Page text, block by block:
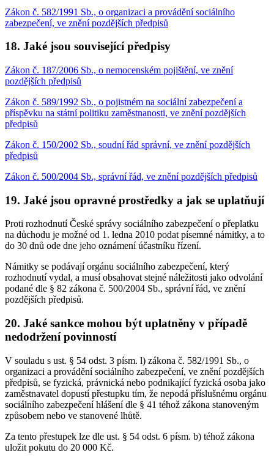
Zákon č. 582/1991 Sb., o organizaci a provádění sociálního
zabezpečení, ve znění pozdějších předpisů
18. Jaké jsou související předpisy
Zákon č. 187/2006 Sb., o nemocenském pojištění, ve znění
pozdějších předpisů
Zákon č. 589/1992 Sb., o pojistném na sociální zabezpečení a
příspěvku na státní politiku zaměstnanosti, ve znění pozdějších
předpisů
Zákon č. 150/2002 Sb., soudní řád správní, ve znění pozdějších
předpisů
Zákon č. 500/2004 Sb., správní řád, ve znění pozdějších předpisů
19. Jaké jsou opravné prostředky a jak se uplatňují
Proti rozhodnutí České správy sociálního zabezpečení o přeplatku
na důchodu je možné od 1. ledna 2010 podat písemné námitky, a to
do 30 dnů ode dne jeho oznámení účastníku řízení.
Námitky se podávají orgánu sociálního zabezpečení, který
rozhodnutí vydal, a musí obsahovat stejné náležitosti jako odvolání
podané dle § 82 zákona č. 500/2004 Sb., správní řád, ve znění
pozdějších předpisů.
20. Jaké sankce mohou být uplatněny v případě
nedodržení povinností
V souladu s ust. § 54 odst. 3 písm. l) zákona č. 582/1991 Sb., o
organizaci a provádění sociálního zabezpečení, ve znění pozdějších
předpisů, se fyzická, právnická nebo podnikající fyzická osoba jako
zaměstnavatel dopustí přestupku tím, že nepodá příslušnému orgánu
sociálního zabezpečení hlášení dle § 41 téhož zákona stanoveným
způsobem nebo ve stanovené lhůtě.
Za tento přestupek lze dle ust. § 54 odst. 6 písm. b) téhož zákona
uložit pokutu do 20 000 Kč.